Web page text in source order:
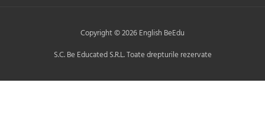
Copyright © 2026 English BeEdu
S.C. Be Educated S.R.L. Toate drepturile rezervate